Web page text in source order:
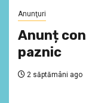
Anunţuri
Anunț
paznic
2 săptămâni ago